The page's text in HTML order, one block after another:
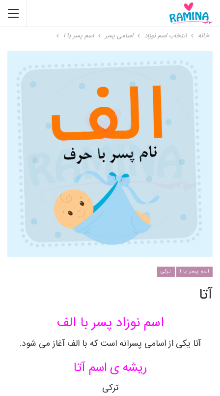
خانه انتخاب اسم نوزاد اسامی پسر اسم پسر با ا
اسم پسر با ا ترکی
آتا
اسم نوزاد پسر با الف
آتا یکی از اسامی پسرانه است که با الف آغاز می شود.
ریشه ی اسم آتا
ترکی